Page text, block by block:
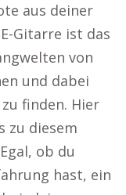
aus deiner
Gitarre ist das
von
und dabei
finden. Hier
zu diesem
ob du
hast, ein